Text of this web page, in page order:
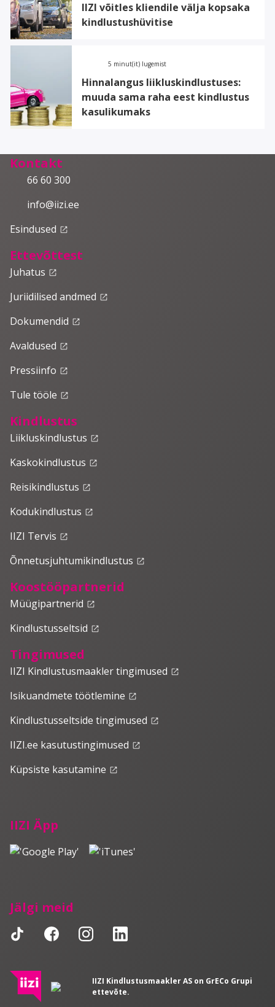
IIZI võitles kliendile välja kopsaka
kindlustushüvitise
5 minut(it) lugemist
Hinnalangus liikluskindlustuses:
muuda sama raha eest kindlustus
kasulikumaks
IIZI Äpp
Jälgi meid
Kontakt
66 60 300
info@iizi.ee
Esindused launch
Ettevõttest
Juhatus launch
Juriidilised andmed launch
Dokumendid launch
Avaldused launch
Pressiinfo launch
Tule tööle launch
Kindlustus
Liikluskindlustus launch
Kaskokindlustus launch
Reisikindlustus launch
Kodukindlustus launch
IIZI Tervis launch
Õnnetusjuhtumikindlustus launch
Koostööpartnerid
Müügipartnerid launch
Kindlustusseltsid launch
Tingimused
IIZI Kindlustusmaakler tingimused launch
Isikuandmete töötlemine launch
Kindlustusseltside tingimused launch
IIZI.ee kasutustingimused launch
Küpsiste kasutamine launch
IIZI Kindlustusmaakler AS on GrECo Grupi
ettevõte.